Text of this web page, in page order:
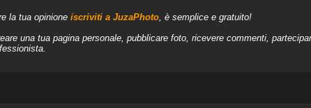
la tua opinione iscriviti a JuzaPhoto, è semplice e gratuito!
una tua pagina personale, pubblicare foto, ricevere commenti,